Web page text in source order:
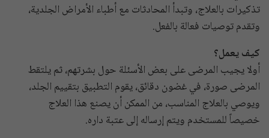
تذكيرات بالعلاج، وتبدأ المحادثات مع أطباء الأمراض الجلدية،
وتقدم توصيات فعالة بالفعل.
كيف يعمل؟
أولا يجيب المرضى على بعض الأسئلة حول بشرتهم، ثم يلتقط
المرضى صورة، في غضون دقائق، يقوم التطبيق بتقييم الجلد،
ويوصي بالعلاج المناسب، من الممكن أن يصنع هذا العلاج
خصيصاً للمستخدم ويتم إرساله إلى عتبة داره.